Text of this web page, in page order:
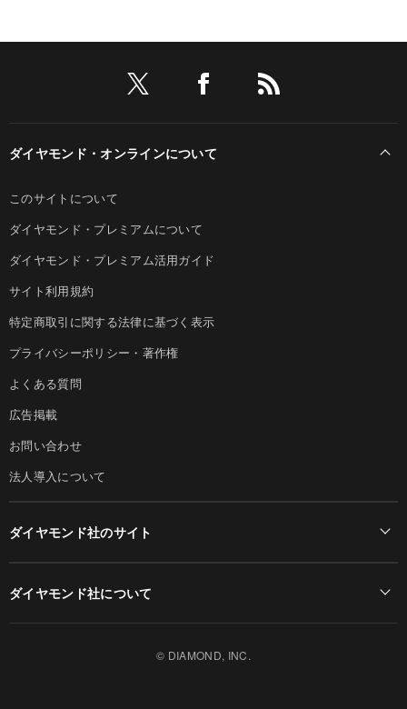
ダイヤモンド・オンラインについて
このサイトについて
ダイヤモンド・プレミアムについて
ダイヤモンド・プレミアム活用ガイド
サイト利用規約
特定商取引に関する法律に基づく表示
プライバシーポリシー・著作権
よくある質問
広告掲載
お問い合わせ
法人導入について
ダイヤモンド社のサイト
ダイヤモンド社について
© DIAMOND, INC.